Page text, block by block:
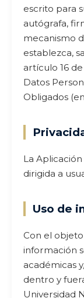
escrito para
autógrafa,
mecanismo
establezca,
artículo 16
Datos
Obligados
La
dirigida a
Uso de
Con el
información
académicas
dentro y
Universidad